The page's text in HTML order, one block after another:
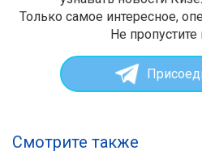
Только самое интересное,
Не пропустите
Смотрите также